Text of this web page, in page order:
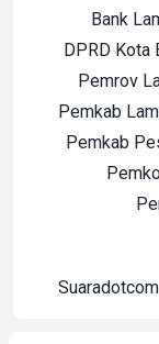
Bank
DPRD Kota
Pemrov
Pemkab
Pemkab
Suaradotcom